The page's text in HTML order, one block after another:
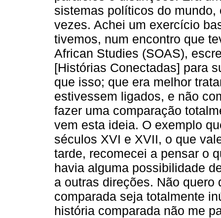
sistemas políticos do
vezes. Achei um exercício
tivemos, num encontro que
African Studies (SOAS),
[Histórias Conectadas] para
que isso; que era melhor
estivessem ligados, e não
fazer uma comparação
vem esta ideia. O exemplo
séculos XVI e XVII, o que
tarde, recomecei a pensar o
havia alguma possibilidade
a outras direções. Não
comparada seja totalmente
história comparada não me